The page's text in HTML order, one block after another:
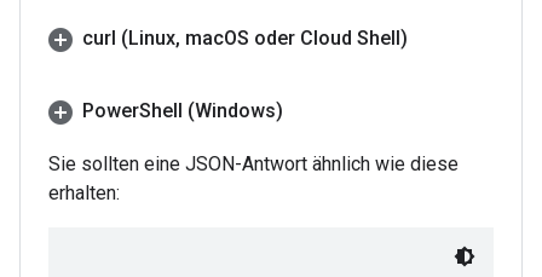
curl (Linux, macOS oder Cloud Shell)
PowerShell (Windows)
Sie sollten eine JSON-Antwort ähnlich wie diese
erhalten: